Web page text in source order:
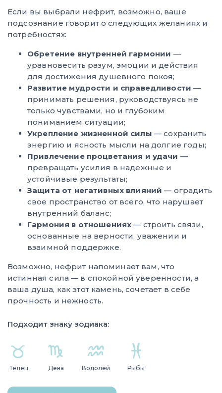
Если вы выбрали нефрит, возможно, ваше
подсознание говорит о следующих желаниях и
потребностях:
Обретение внутренней гармонии —
уравновесить разум, эмоции и действия
для достижения душевного покоя;
Развитие мудрости и справедливости —
принимать решения, руководствуясь не
только чувствами, но и глубоким
пониманием ситуации;
Укрепление жизненной силы — сохранить
энергию и ясность мысли на долгие годы;
Привлечение процветания и удачи —
превращать усилия в надежные и
устойчивые результаты;
Защита от негативных влияний — оградить
свое пространство от всего, что нарушает
внутренний баланс;
Гармония в отношениях — строить связи,
основанные на верности, уважении и
взаимной поддержке.
Возможно, нефрит напоминает вам, что
истинная сила — в спокойной уверенности, а
ваша душа, как этот камень, сочетает в себе
прочность и нежность.
Подходит знаку зодиака:
Телец Дева Водолей Рыбы